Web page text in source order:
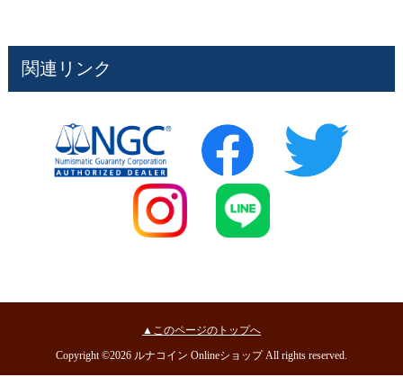
関連リンク
▲このページのトップへ
Copyright ©2026 ルナコイン Onlineショップ All rights reserved.